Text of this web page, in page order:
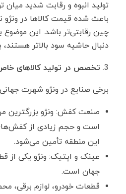
تولید انبوه و رقابت شدید میان
باعث شده قیمت کالاها در
چین رقابتی‌تر باشد. این موضوع
دنبال حاشیه سود بالاتر
تخصص در تولید کالاهای
برخی صنایع در ونژو شهرت جهانی
صنعت کفش: ونژو بزرگترین
است و حجم زیادی از
این منطقه تأمین می‌شود.
عینک و اپتیک: ونژو یکی از
جهان است.
قطعات خودرو، لوازم برقی،